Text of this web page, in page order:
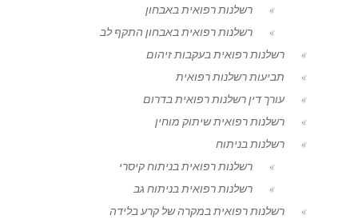
רשלנות רפואית באבחון
רשלנות רפואית באבחון התקף לב
רשלנות רפואית בעקבות זיהום
תביעות רשלנות רפואית
עורך דין רשלנות רפואית בדרום
רשלנות רפואית שיתוק מוחין
רשלנות בניתוח
רשלנות רפואית בניתוח קיסרי
רשלנות רפואית בניתוח גב
רשלנות רפואית במקרה של קרע בלידה